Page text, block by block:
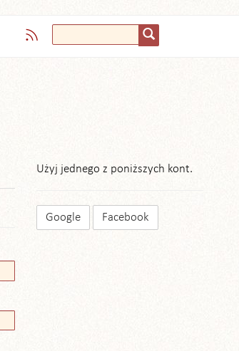
Użyj jednego z poniższych kont.
Google Facebook